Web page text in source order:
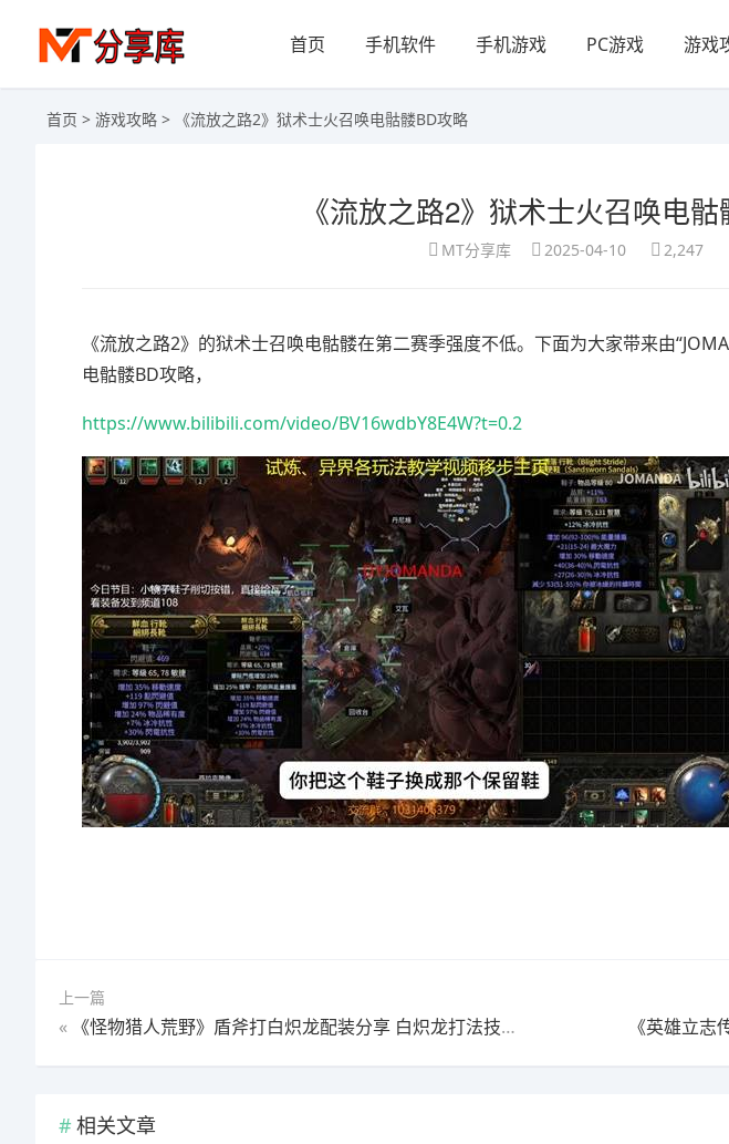
首页 手机软件 手机游戏 PC游戏 游戏
首页 > 游戏攻略 > 《流放之路2》狱术士火召唤电骷髅BD攻略
《流放之路2》狱术士火召唤电
MT分享库 2025-04-10 2,247
《流放之路2》的狱术士召唤电骷髅在第二赛季强度不低。下面为大家带来由
电骷髅BD攻略，
https://www.bilibili.com/video/BV16wdbY8E4W?t=0.2
上一篇
« 《怪物猎人荒野》盾斧打白炽龙配装分享 白炽龙打法技巧教学 《英雄立
相关文章